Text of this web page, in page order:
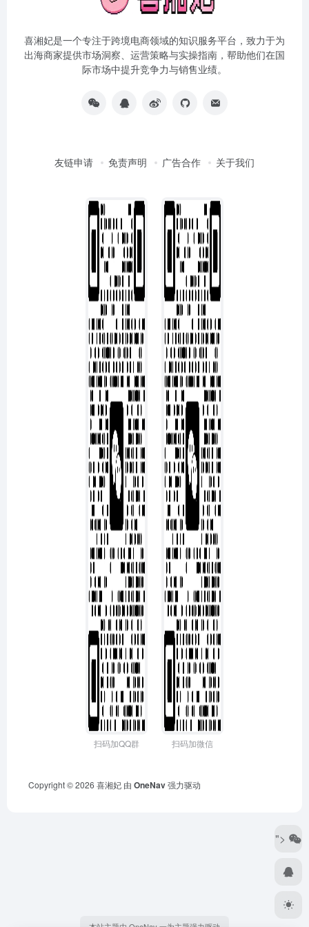
喜湘妃是一个专注于跨境电商领域的知识服务平台，致力于为
出海商家提供市场洞察、运营策略与实操指南，帮助他们在国
际市场中提升竞争力与销售业绩。
友链申请 免责声明 广告合作 关于我们
扫码加QQ群 扫码加微信
Copyright © 2026 喜湘妃 由 OneNav强力驱动
">